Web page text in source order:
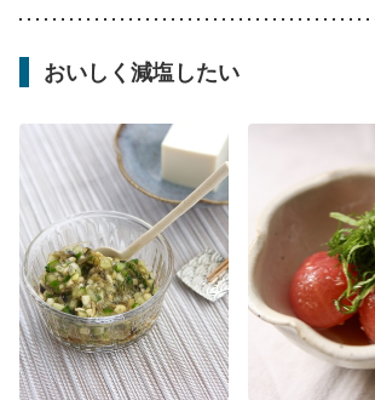
おいしく減塩したい